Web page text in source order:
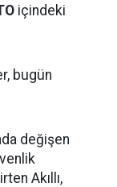
içindeki
bugün
değişen
Akıllı,